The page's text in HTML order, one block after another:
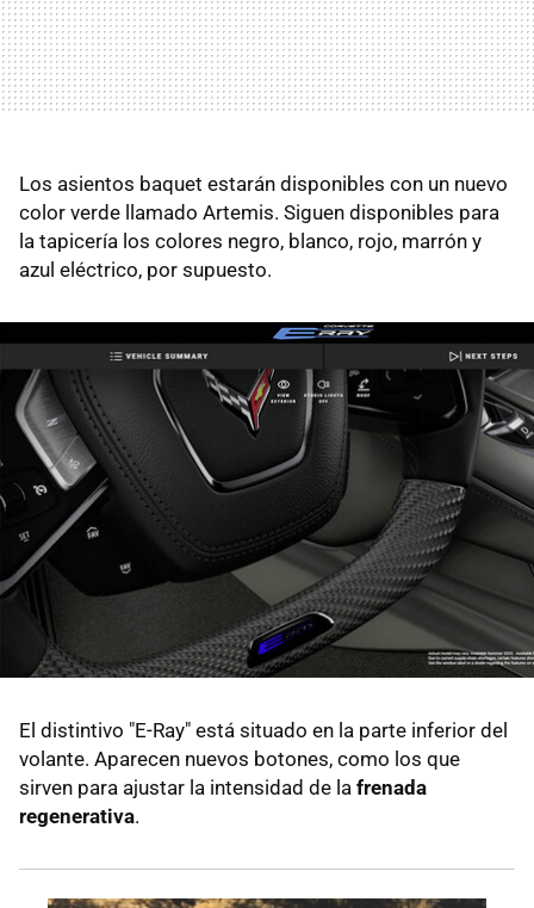
Los asientos baquet estarán disponibles con un nuevo
color verde llamado Artemis. Siguen disponibles para
la tapicería los colores negro, blanco, rojo, marrón y
azul eléctrico, por supuesto.
El distintivo "E-Ray" está situado en la parte inferior del
volante. Aparecen nuevos botones, como los que
sirven para ajustar la intensidad de la frenada
regenerativa.